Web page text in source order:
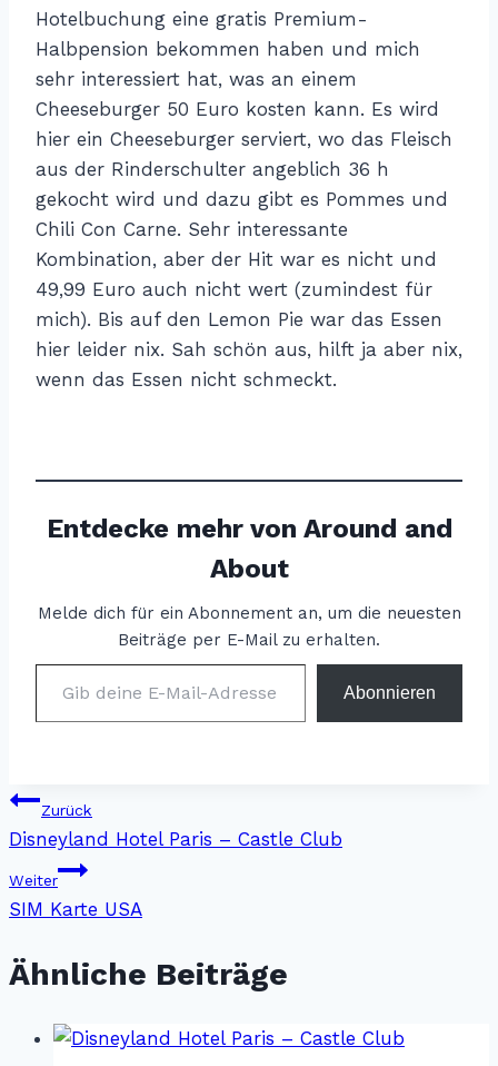
Hotelbuchung eine gratis Premium-
Halbpension bekommen haben und mich
sehr interessiert hat, was an einem
Cheeseburger 50 Euro kosten kann. Es wird
hier ein Cheeseburger serviert, wo das Fleisch
aus der Rinderschulter angeblich 36 h
gekocht wird und dazu gibt es Pommes und
Chili Con Carne. Sehr interessante
Kombination, aber der Hit war es nicht und
49,99 Euro auch nicht wert (zumindest für
mich). Bis auf den Lemon Pie war das Essen
hier leider nix. Sah schön aus, hilft ja aber nix,
wenn das Essen nicht schmeckt.
Entdecke mehr von Around and
About
Melde dich für ein Abonnement an, um die neuesten
Beiträge per E-Mail zu erhalten.
Gib deine E-Mail-Adresse ein ...
Abonnieren
Beitragsnavigation
Zurück
Disneyland Hotel Paris – Castle Club
Weiter
SIM Karte USA
Ähnliche Beiträge